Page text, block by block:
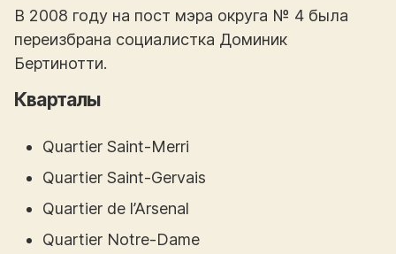
В 2008 году на пост мэра округа № 4 была
переизбрана социалистка Доминик
Бертинотти.
Кварталы
Quartier Saint-Merri
Quartier Saint-Gervais
Quartier de l’Arsenal
Quartier Notre-Dame